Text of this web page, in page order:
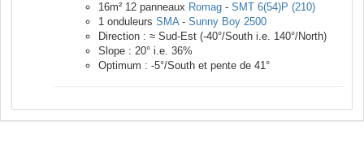
16m² 12 panneaux Romag - SMT 6(54)P (210)
1 onduleurs SMA- Sunny Boy 2500
Direction : ≈ Sud-Est (-40°/South i.e. 140°/North)
Slope : 20° i.e. 36%
Optimum : -5°/South et pente de 41°